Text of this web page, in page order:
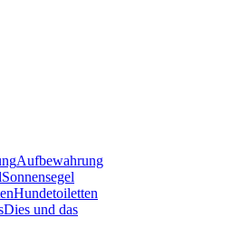
Aufbewahrung
Sonnensegel
Hundetoiletten
Dies und das